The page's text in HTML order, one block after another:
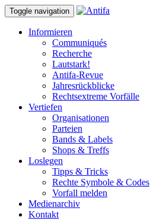
Toggle navigation
Informieren
Communiqués
Recherche
Lautstark!
Antifa-Revue
Jahresrückblicke
Rechtsextreme Vorfälle
Vertiefen
Organisationen
Parteien
Bands & Labels
Shops & Treffs
Loslegen
Tipps & Tricks
Rechte Symbole & Codes
Vorfall melden
Medienarchiv
Kontakt